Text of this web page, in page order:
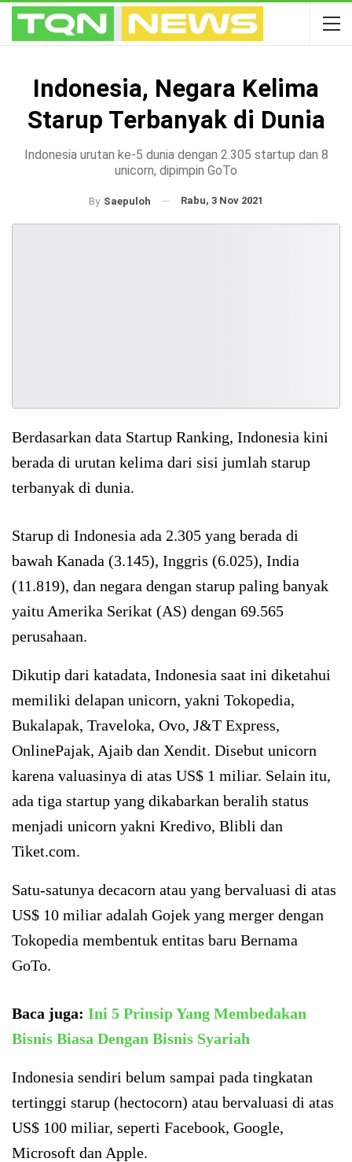
Indonesia, Negara Kelima
Starup Terbanyak di Dunia
Indonesia urutan ke-5 dunia dengan 2.305 startup dan 8
unicorn, dipimpin GoTo
By Saepuloh Rabu, 3 Nov 2021
Berdasarkan data Startup Ranking, Indonesia kini
berada di urutan kelima dari sisi jumlah starup
terbanyak di dunia.
Starup di Indonesia ada 2.305 yang berada di
bawah Kanada (3.145), Inggris (6.025), India
(11.819), dan negara dengan starup paling banyak
yaitu Amerika Serikat (AS) dengan 69.565
perusahaan.
Dikutip dari katadata, Indonesia saat ini diketahui
memiliki delapan unicorn, yakni Tokopedia,
Bukalapak, Traveloka, Ovo, J&T Express,
OnlinePajak, Ajaib dan Xendit. Disebut unicorn
karena valuasinya di atas US$ 1 miliar. Selain itu,
ada tiga startup yang dikabarkan beralih status
menjadi unicorn yakni Kredivo, Blibli dan
Tiket.com.
Satu-satunya decacorn atau yang bervaluasi di atas
US$ 10 miliar adalah Gojek yang merger dengan
Tokopedia membentuk entitas baru Bernama
GoTo.
Baca juga: Ini 5 Prinsip Yang Membedakan
Bisnis Biasa Dengan Bisnis Syariah
Indonesia sendiri belum sampai pada tingkatan
tertinggi starup (hectocorn) atau bervaluasi di atas
US$ 100 miliar, seperti Facebook, Google,
Microsoft dan Apple.